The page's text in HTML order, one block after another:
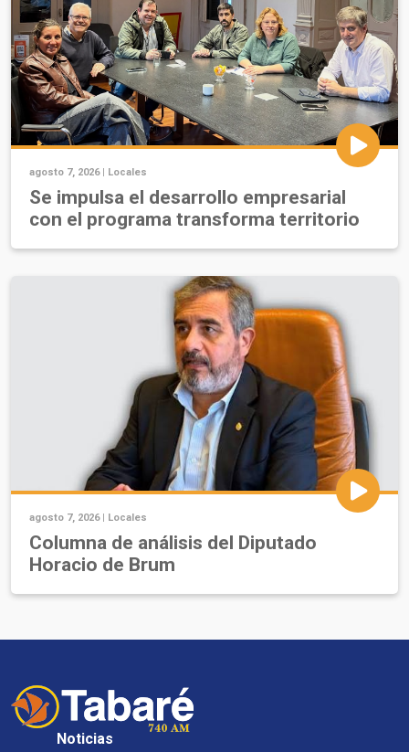
agosto 7, 2026 | Locales
Se impulsa el desarrollo empresarial
con el programa transforma territorio
agosto 7, 2026 | Locales
Columna de análisis del Diputado
Horacio de Brum
Noticias